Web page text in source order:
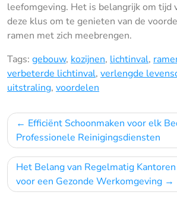
leefomgeving. Het is belangrijk om tijd
deze klus om te genieten van de
ramen met zich meebrengen.
Tags: gebouw, kozijnen, lichtinval,
verbeterde lichtinval, verlengde
uitstraling, voordelen
Bericht
navigatie
Efficiënt Schoonmaken voor elk
Professionele Reinigingsdiensten
Het Belang van Regelmatig
voor een Gezonde Werkomgeving